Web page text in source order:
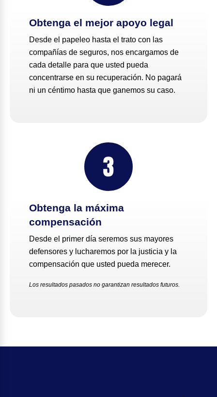
Obtenga el mejor apoyo legal
Desde el papeleo hasta el trato con las
compañías de seguros, nos encargamos de
cada detalle para que usted pueda
concentrarse en su recuperación. No pagará
ni un céntimo hasta que ganemos su caso.
Obtenga la máxima
compensación
Desde el primer día seremos sus mayores
defensores y lucharemos por la justicia y la
compensación que usted pueda merecer.
Los resultados pasados no garantizan resultados futuros.